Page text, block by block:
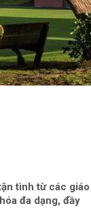
tình từ các giáo
đa dạng, đầy